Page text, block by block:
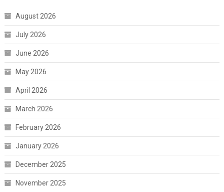
August 2026
July 2026
June 2026
May 2026
April 2026
March 2026
February 2026
January 2026
December 2025
November 2025